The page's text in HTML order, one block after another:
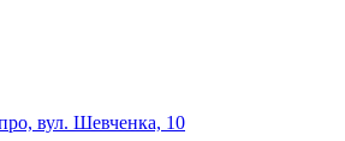
вул. Шевченка, 10